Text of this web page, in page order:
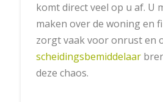
komt direct veel op u af. U
maken over de woning en
zorgt vaak voor onrust en
scheidingsbemiddelaar
deze chaos.